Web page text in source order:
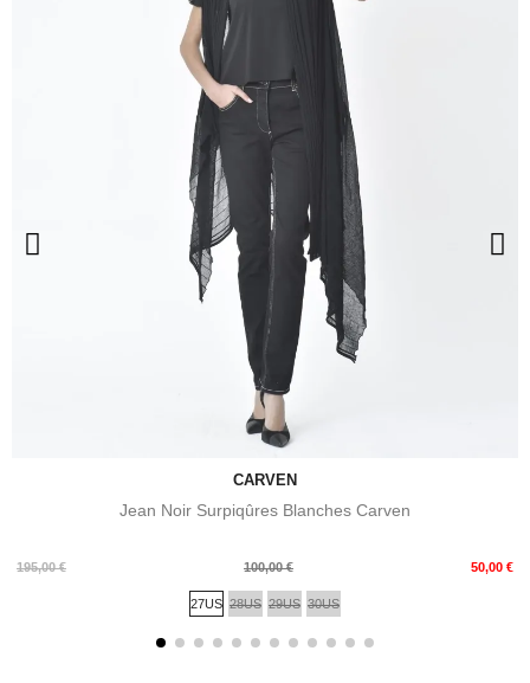
CARVEN
Jean Noir Surpiqûres Blanches Carven
195,00 €
Prix
100,00 € 50,00 €
Prix
27US 28US 29US 30US